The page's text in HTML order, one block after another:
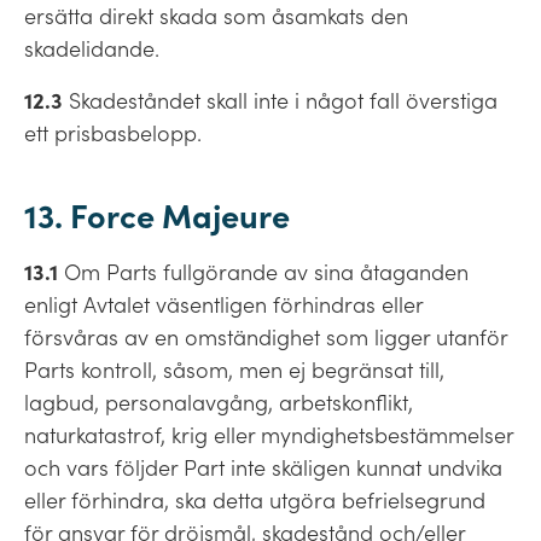
ersätta direkt skada som åsamkats den
skadelidande.
12.3 Skadeståndet skall inte i något fall överstiga
ett prisbasbelopp.
13. Force Majeure
13.1 Om Parts fullgörande av sina åtaganden
enligt Avtalet väsentligen förhindras eller
försvåras av en omständighet som ligger utanför
Parts kontroll, såsom, men ej begränsat till,
lagbud, personalavgång, arbetskonflikt,
naturkatastrof, krig eller myndighetsbestämmelser
och vars följder Part inte skäligen kunnat undvika
eller förhindra, ska detta utgöra befrielsegrund
för ansvar för dröjsmål, skadestånd och/eller